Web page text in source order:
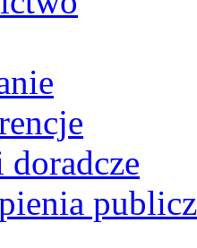
doradcze